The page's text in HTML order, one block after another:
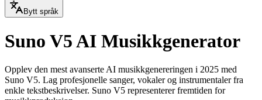
Bytt språk
Suno V5 AI Musikkgenerator
Opplev den mest avanserte AI musikkgenereringen i 2025 med
Suno V5. Lag profesjonelle sanger, vokaler og instrumentaler fra
enkle tekstbeskrivelser. Suno V5 representerer fremtiden for